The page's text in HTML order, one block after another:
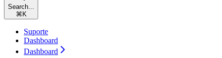
Search...
⌘ K
Suporte
Dashboard
Dashboard